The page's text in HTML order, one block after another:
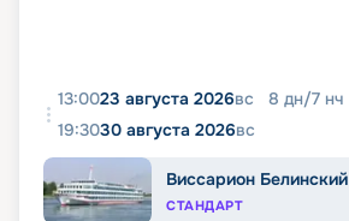
13:0023 августа 2026вс 8 дн/7 нч
19:3030 августа 2026вс
Виссарион Белинский
СТАНДАРТ